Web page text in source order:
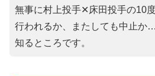
無事に村上投手✕床田投手の10
行われるか、またしても中止か
知るところです。